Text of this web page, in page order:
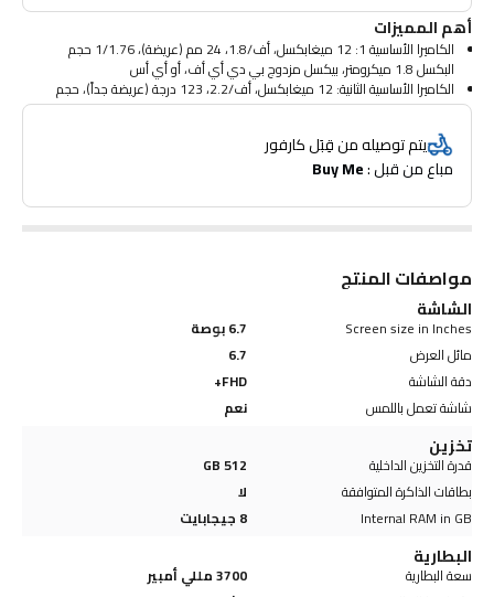
أهم المميزات
الكاميرا الأساسية 1: 12 ميغابكسل، أف/1.8، 24 مم (عريضة)، 1/1.76 حجم
البكسل 1.8 ميكرومتر، بيكسل مزدوج بي دي أي أف، أو أي أس
الكاميرا الأساسية الثانية: 12 ميغابكسل، أف/2.2، 123 درجة (عريضة جداً)، حجم
البكسل 1.12 ميكرومتر.
ميكرومتر.
2.0x3 غيغاهرتز كورتاكس-أي 510).
يتم توصيله من قِبَل كارفور
مباع من قبل : Buy Me
مواصفات المنتج
الشاشة
Screen size in Inches
6.7 بوصة
مائل العرض
6.7
دقة الشاشة
FHD+
شاشة تعمل باللمس
نعم
تخزين
قدرة التخزين الداخلية
512 GB
بطاقات الذاكرة المتوافقة
لا
Internal RAM in GB
8 جيجابايت
البطارية
سعة البطارية
3700 مللي أمبير